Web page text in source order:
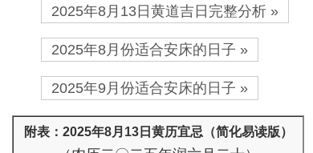
2025年8月13日黄道吉日完整分析 »
2025年8月份适合安床的日子 »
2025年9月份适合安床的日子 »
附表：2025年8月13日黄历宜忌（简化易读版）